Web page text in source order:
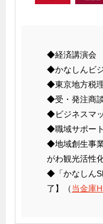
◆経済講演会
◆かなしんビ
◆東京地方税
◆受・発注商
◆ビジネスマ
◆職域サポー
◆地域創生事
がわ観光活性
◆「かなしん
了】（当金庫